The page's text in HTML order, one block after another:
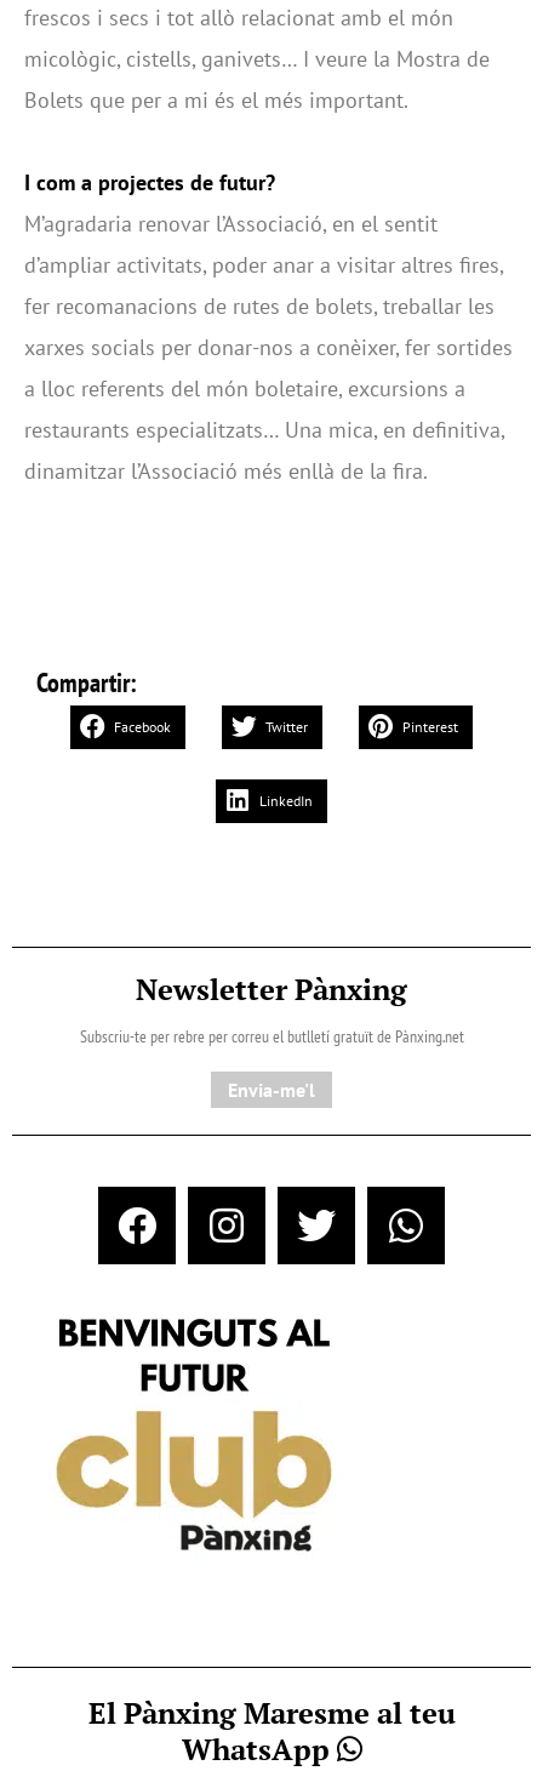
frescos i secs i tot allò relacionat amb el món
micològic, cistells, ganivets… I veure la Mostra de
Bolets que per a mi és el més important.
I com a projectes de futur?
M’agradaria renovar l’Associació, en el sentit
d’ampliar activitats, poder anar a visitar altres fires,
fer recomanacions de rutes de bolets, treballar les
xarxes socials per donar-nos a conèixer, fer sortides
a lloc referents del món boletaire, excursions a
restaurants especialitzats… Una mica, en definitiva,
dinamitzar l’Associació més enllà de la fira.
Compartir:
Facebook Twitter Pinterest
LinkedIn
Newsletter Pànxing
Subscriu-te per rebre per correu el butlletí gratuït de Pànxing.net​
Envia-me'l
El Pànxing Maresme al teu
WhatsApp